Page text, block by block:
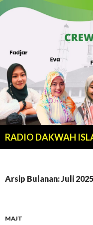
RADIO DAKWAH
Arsip Bulanan: Juli 2025
MAJT